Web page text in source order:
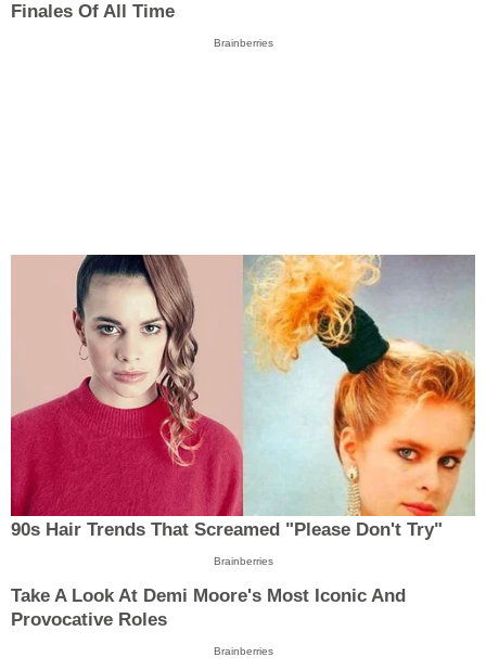
Finales Of All Time
Brainberries
90s Hair Trends That Screamed "Please Don't Try"
Brainberries
Take A Look At Demi Moore's Most Iconic And
Provocative Roles
Brainberries